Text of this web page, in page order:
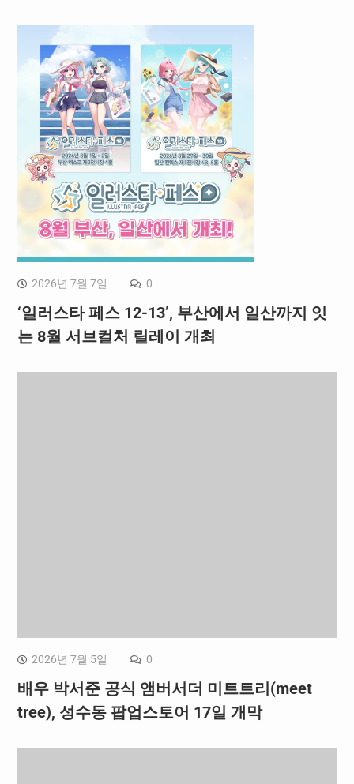
2026년 7월 7일 0
‘일러스타 페스 12-13’, 부산에서 일산까지 잇
는 8월 서브컬처 릴레이 개최
2026년 7월 5일 0
배우 박서준 공식 앰버서더 미트트리(meet
tree), 성수동 팝업스토어 17일 개막